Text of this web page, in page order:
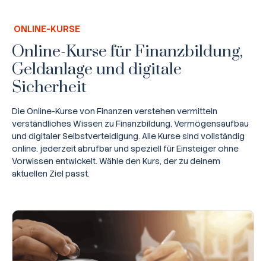
Online Kurse
ONLINE-KURSE
Online-Kurse für Finanzbildung,
Geldanlage und digitale
Sicherheit
Die Online-Kurse von Finanzen verstehen vermitteln
verständliches Wissen zu Finanzbildung, Vermögensaufbau
und digitaler Selbstverteidigung. Alle Kurse sind vollständig
online, jederzeit abrufbar und speziell für Einsteiger ohne
Vorwissen entwickelt. Wähle den Kurs, der zu deinem
aktuellen Ziel passt.